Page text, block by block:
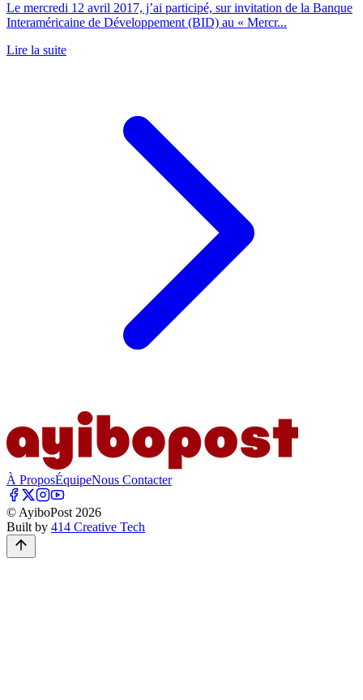
Le mercredi 12 avril 2017, j’ai participé, sur invitation de la Banque
Interaméricaine de Développement (BID) au « Mercr...
Lire la suite
À ProposÉquipeNous Contacter
© AyiboPost 2026
Built by 414 Creative Tech